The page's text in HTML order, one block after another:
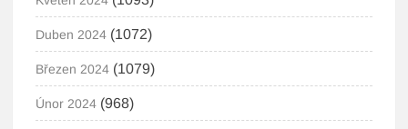
Duben 2024 (1072)
Březen 2024 (1079)
Únor 2024 (968)